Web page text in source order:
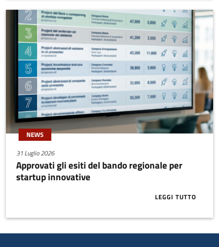
NEWS
31 Luglio 2026
Approvati gli esiti del bando regionale per
startup innovative
LEGGI TUTTO
ABOUT